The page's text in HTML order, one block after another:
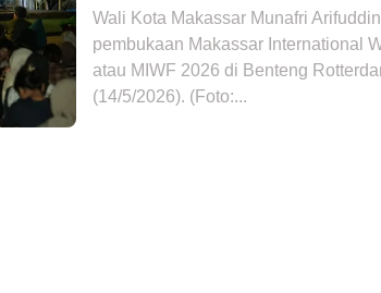
Wali Kota Makassar Munafri
pembukaan Makassar International
atau MIWF 2026 di Benteng
(14/5/2026). (Foto:...